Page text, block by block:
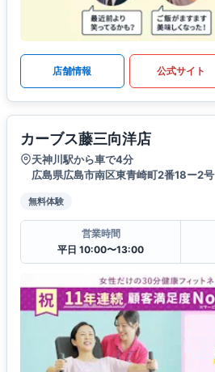
店舗情報 公式サイト
カーブス藤三向洋店
天神川駅から車で4分
広島県広島市南区東青崎町2番18ー2号
無料体験
営業時間
平日 10:00〜13:00